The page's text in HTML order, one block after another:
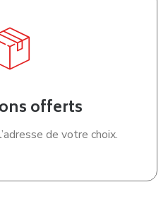
offerts
de votre choix.